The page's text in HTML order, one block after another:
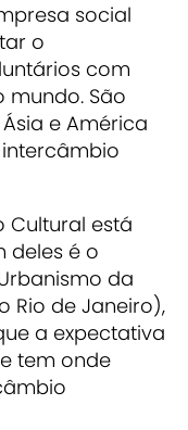
social
o
com
mundo. São
e América
Cultural está
deles é o
da
Rio de Janeiro),
a expectativa
tem onde